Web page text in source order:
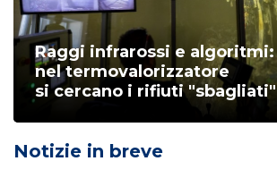
Raggi infrarossi e algoritmi:
nel termovalorizzatore
si cercano i rifiuti "sbagliati"
Notizie in breve